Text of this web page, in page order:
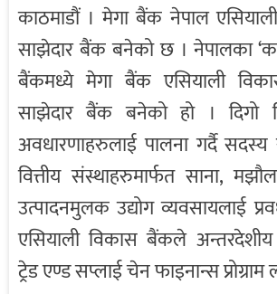
काठमाडौं । मेगा बैंक नेपाल
साझेदार बैंक बनेको छ । नेपालका
बैंकमध्ये मेगा बैंक एसियाली
साझेदार बैंक बनेको हो । दिगो
अवधारणाहरुलाई पालना गर्दै सदस्य
वित्तीय संस्थाहरुमार्फत साना,
उत्पादनमुलक उद्योग व्यवसायलाई
एसियाली विकास बैंकले अन्तरदेशीय
ट्रेड एण्ड सप्लाई चेन फाइनान्स